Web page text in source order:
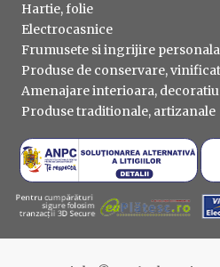
Hartie, folie
Electrocasnice
Frumusete si ingrijire personala
Produse de conservare,
Amenajare interioara,
Produse traditionale, artizanale